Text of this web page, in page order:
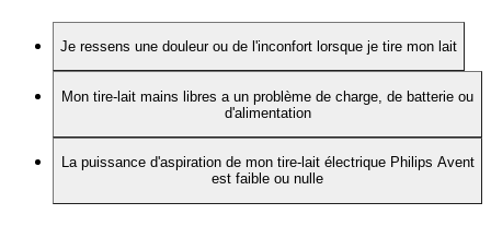
Je ressens une douleur ou de l'inconfort lorsque je tire mon lait
Mon tire-lait mains libres a un problème de charge, de batterie ou
d'alimentation
La puissance d'aspiration de mon tire-lait électrique Philips Avent
est faible ou nulle